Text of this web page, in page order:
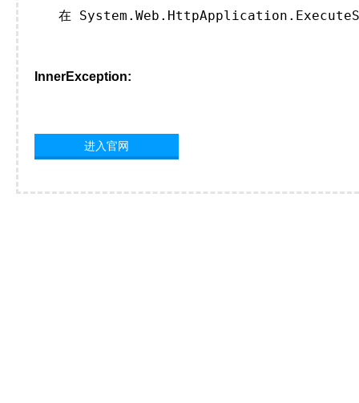
在
InnerException:
进入官网